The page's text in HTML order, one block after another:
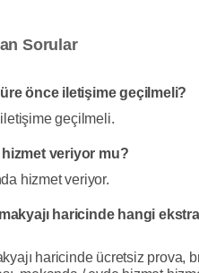
Sorular
önce iletişime geçilmeli?
geçilmeli.
hizmet veriyor mu?
hizmet veriyor.
haricinde hangi
haricinde ücretsiz prova,